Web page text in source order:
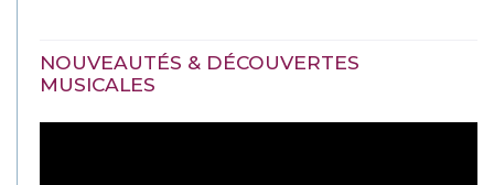
NOUVEAUTÉS & DÉCOUVERTES
MUSICALES